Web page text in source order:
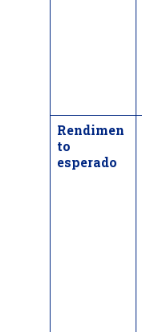
Rendimen
to
esperado